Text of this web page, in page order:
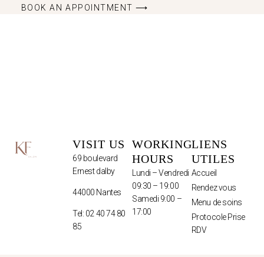
BOOK AN APPOINTMENT ⟶
VISIT US
69 boulevard
Ernest dalby
44000 Nantes
Tel: 02 40 74 80
85
WORKING
HOURS
Lundi – Vendredi
09:30 – 19:00
Samedi 9:00 –
17:00
LIENS
UTILES
Accueil
Rendez vous
Menu de soins
Protocole Prise
RDV